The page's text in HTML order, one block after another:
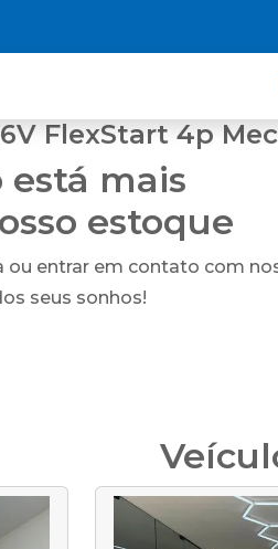
FlexStart 4p
está mais
estoque
ou entrar em contato com
seus sonhos!